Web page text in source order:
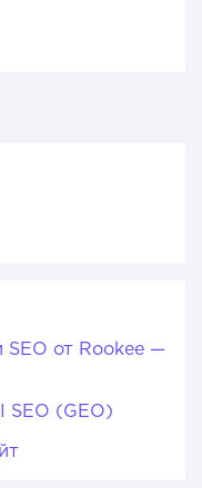
от Rookee —
SEO (GEO)